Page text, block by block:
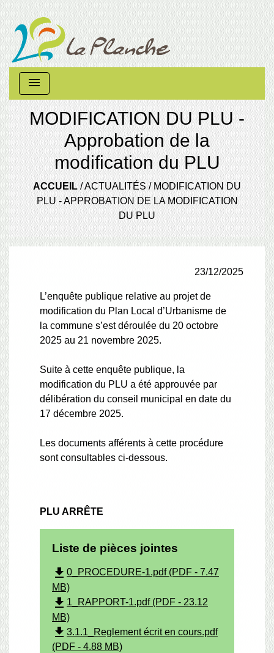
menu
MODIFICATION DU PLU -
Approbation de la
modification du PLU
ACCUEIL/ACTUALITÉS/MODIFICATION DU
PLU - APPROBATION DE LA MODIFICATION
DU PLU
23/12/2025
L’enquête publique relative au projet de
modification du Plan Local d’Urbanisme de
la commune s’est déroulée du 20 octobre
2025 au 21 novembre 2025.
Suite à cette enquête publique, la
modification du PLU a été approuvée par
délibération du conseil municipal en date du
17 décembre 2025.
Les documents afférents à cette procédure
sont consultables ci-dessous.
PLU ARRÊTE
Liste de pièces jointes
file_download 0_PROCEDURE-1.pdf (PDF - 7.47
MB)
file_download 1_RAPPORT-1.pdf (PDF - 23.12
MB)
file_download 3.1.1_Reglement écrit en cours.pdf
(PDF - 4.88 MB)